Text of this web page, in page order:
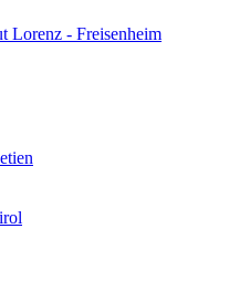
Lorenz - Freisenheim